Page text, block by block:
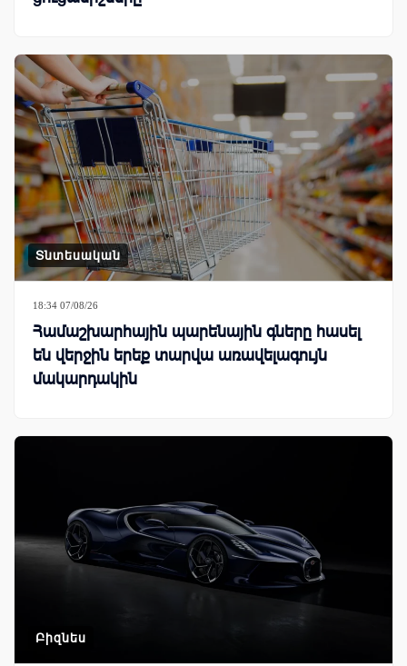
Տնտեսական
18:34 07/08/26
Համաշխարհային պարենային գները հասել
են վերջին երեք տարվա առավելագույն
մակարդակին
Բիզնես